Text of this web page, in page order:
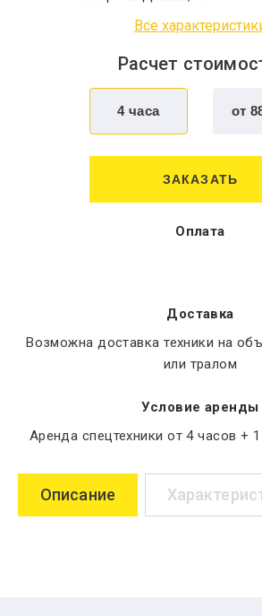
Все
Расчет
ЗАКАЗАТЬ
Оплата
Доставка
Возможна доставка техники на
или тралом
Условие аренды
Аренда спецтехники от 4 часов +
Описание